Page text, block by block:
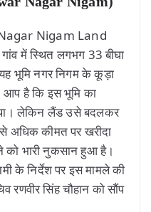
Nagar Nigam Land
में स्थित लगभग 33 बीघा
भूमि नगर निगम के कूड़ा
आप है कि इस भूमि का
लेकिन लैंड उसे बदलकर
अधिक कीमत पर खरीदा
को भारी नुकसान हुआ है।
के निर्देश पर इस मामले की
रणवीर सिंह चौहान को सौंप